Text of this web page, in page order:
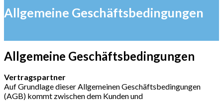
Allgemeine Geschäftsbedingungen
Allgemeine Geschäftsbedingungen
Vertragspartner
Auf Grundlage dieser Allgemeinen Geschäftsbedingungen
(AGB) kommt zwischen dem Kunden und